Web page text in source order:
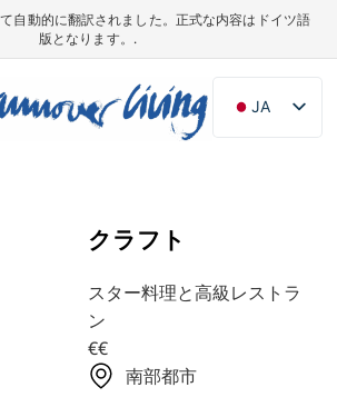
自動的に翻訳されました。正式な内容はドイツ語
版となります。.
JA
DE
ES
クラフト
スター料理と高級レストラ
ン
€€
南部都市